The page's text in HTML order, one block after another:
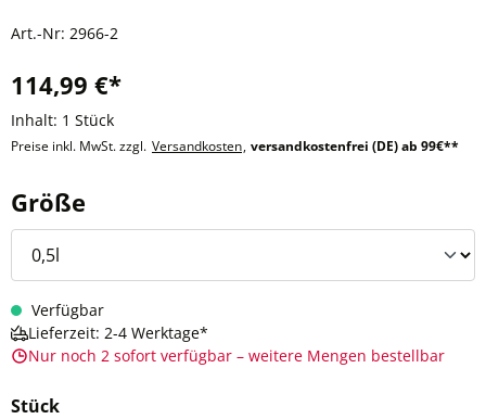
Art.-Nr: 2966-2
114,99 €*
Inhalt: 1 Stück
Preise inkl. MwSt. zzgl. Versandkosten, versandkostenfrei (DE) ab 99€**
Größe
Verfügbar
Lieferzeit: 2-4 Werktage*
Nur noch 2 sofort verfügbar – weitere Mengen bestellbar
Stück